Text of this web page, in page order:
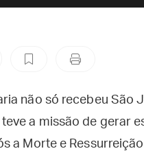
não só recebeu São
a missão de gerar
a Morte e